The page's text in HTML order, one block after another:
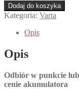
Dodaj do koszyka
Kategoria: Varta
Opis
Opis
Odbiór w punkcie
cenie akumulatora